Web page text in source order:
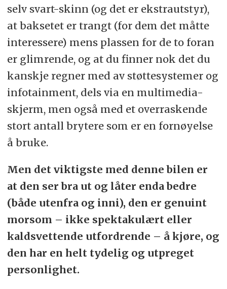
selv svart-skinn (og det er ekstrautstyr),
at baksetet er trangt (for dem det måtte
interessere) mens plassen for de to foran
er glimrende, og at du finner nok det du
kanskje regner med av støttesystemer og
infotainment, dels via en multimedia-
skjerm, men også med et overraskende
stort antall brytere som er en fornøyelse
å bruke.
Men det viktigste med denne bilen er
at den ser bra ut og låter enda bedre
(både utenfra og inni), den er genuint
morsom – ikke spektakulært eller
kaldsvettende utfordrende – å kjøre, og
den har en helt tydelig og utpreget
personlighet.